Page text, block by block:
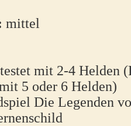
mittel
mit 2-4 Helden
5 oder 6 Helden)
Die Legenden